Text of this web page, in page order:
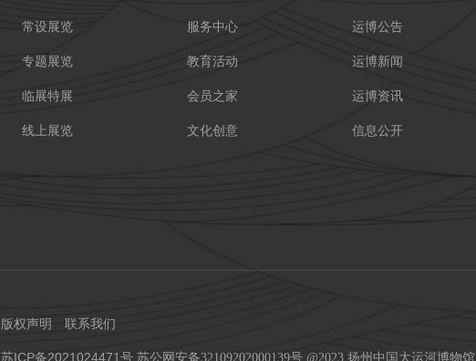
常设展览
专题展览
临展特展
线上展览
服务中心
教育活动
会员之家
文化创意
运博公告
运博新闻
运博资讯
信息公开
版权声明 联系我们
苏ICP备2021024471号苏公网安备32109202000139号 @2023 扬州中国大运河博物馆